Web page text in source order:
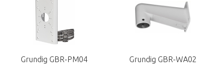
Grundig GBR-PM04 Grundig GBR-WA02